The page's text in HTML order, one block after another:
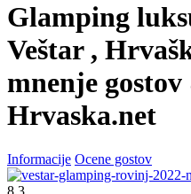
Glamping
Veštar ,
mnenje
Hrvaska.net
Informacije Ocene gostov
8.3